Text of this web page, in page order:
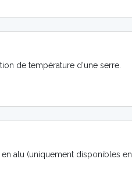
de température d'une serre.
alu (uniquement disponibles en